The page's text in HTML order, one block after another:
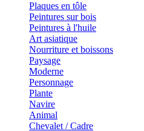
Plaques en tôle
Peintures sur bois
Peintures à l'huile
Art asiatique
Nourriture et boissons
Paysage
Moderne
Personnage
Plante
Navire
Animal
Chevalet / Cadre